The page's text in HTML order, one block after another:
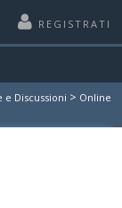
REGISTRATI
e Discussioni > Online